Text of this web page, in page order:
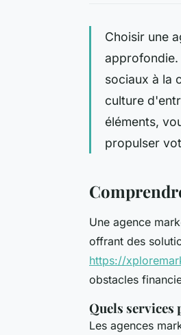
Choisir une
approfondie.
sociaux à la
culture
éléments,
propulser
Une agence
offrant des
https://
obstacles
Quels services
Les agences